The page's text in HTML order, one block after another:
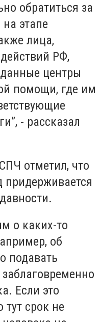
обратиться за
этапе
лица,
РФ,
центры
помощи, где им
- рассказал
отметил, что
придерживается
о каких-то
об
подавать
Если это
срок не